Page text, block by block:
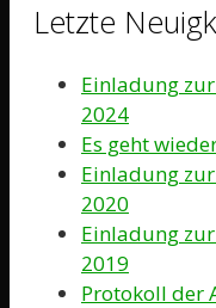
Letzte
Einladung
2024
Es geht
Einladung
2020
Einladung
2019
Protokoll der